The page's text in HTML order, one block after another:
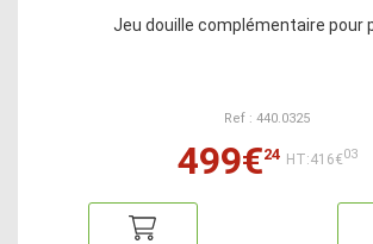
Jeu douille complémentaire pour
Ref : 440.0325
499€24 HT:416€03